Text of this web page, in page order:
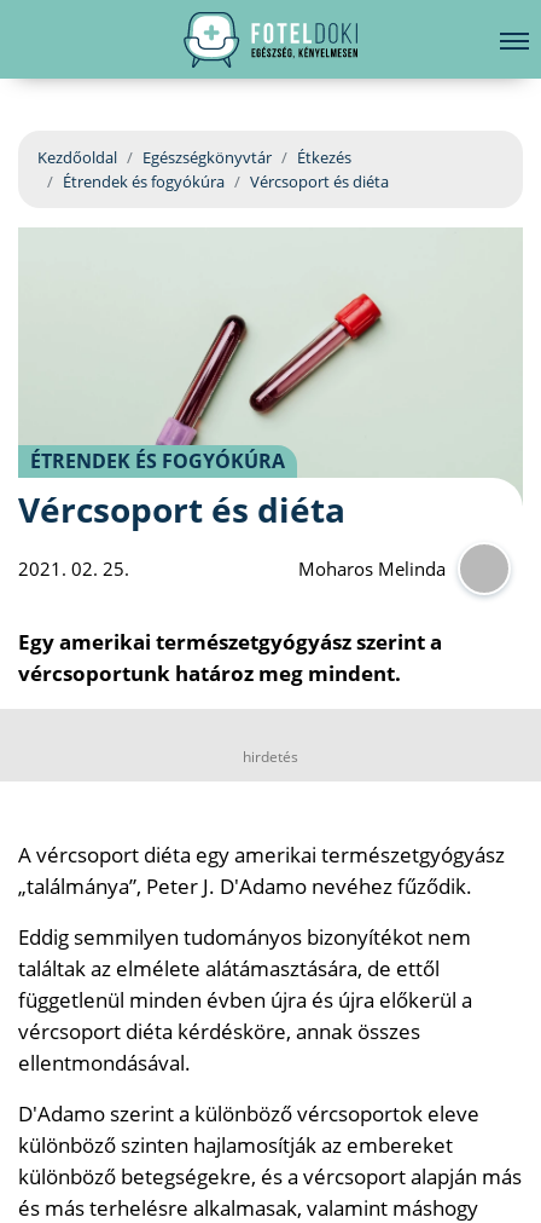
EGÉSZSÉGKÖNYVTÁR
BETEGSÉGKALAUZ
hirdetés
Kezdőoldal Egészségkönyvtár
Étkezés
Étrendek és fogyókúra
Vércsoport és diéta
ÉTRENDEK ÉS FOGYÓKÚRA
Vércsoport és diéta
2021. 02. 25. Moharos Melinda
Egy amerikai természetgyógyász szerint a
vércsoportunk határoz meg mindent.
hirdetés
A vércsoport diéta egy amerikai természetgyógyász
„találmánya”, Peter J. D'Adamo nevéhez fűződik.
Eddig semmilyen tudományos bizonyítékot nem
találtak az elmélete alátámasztására, de ettől
függetlenül minden évben újra és újra előkerül a
vércsoport diéta kérdésköre, annak összes
ellentmondásával.
D'Adamo szerint a különböző vércsoportok eleve
különböző szinten hajlamosítják az embereket
különböző betegségekre, és a vércsoport alapján más
és más terhelésre alkalmasak, valamint máshogy